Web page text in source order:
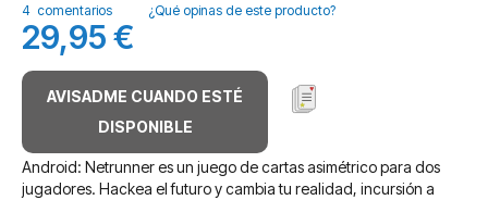
imágenes
4 comentarios ¿Qué opinas de este producto?
29,95 €
AVISADME CUANDO ESTÉ
DISPONIBLE
Android: Netrunner es un juego de cartas asimétrico para dos
jugadores. Hackea el futuro y cambia tu realidad, incursión a